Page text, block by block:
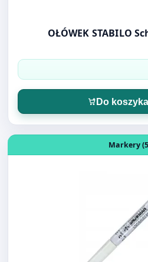
Do koszyka
Otwórz produkt: MARKERMarkery